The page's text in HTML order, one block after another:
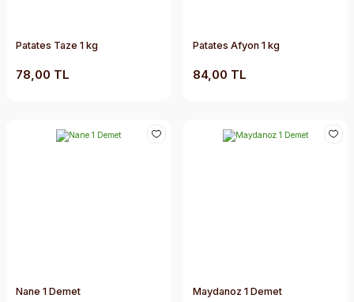
Patates Taze 1 kg
78,00 TL
Patates Afyon 1 kg
84,00 TL
Nane 1 Demet Maydanoz 1 Demet